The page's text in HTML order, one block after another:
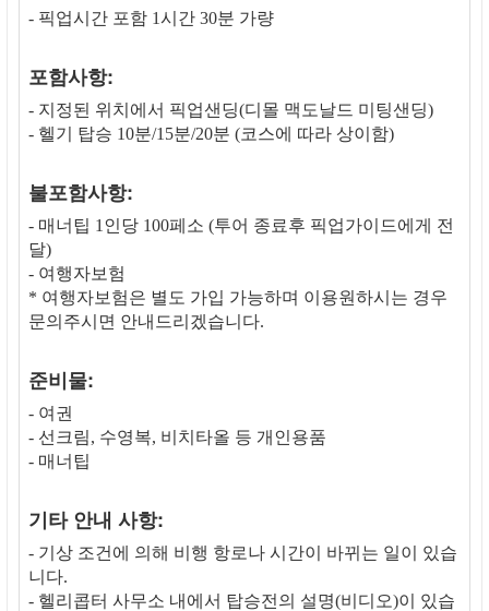
- 픽업시간 포함 1시간 30분 가량
포함사항:
- 지정된 위치에서 픽업샌딩(디몰 맥도날드 미팅샌딩)
- 헬기 탑승 10분/15분/20분 (코스에 따라 상이함)
불포함사항:
- 매너팁 1인당 100페소 (투어 종료후 픽업가이드에게 전
달)
- 여행자보험
* 여행자보험은 별도 가입 가능하며 이용원하시는 경우
문의주시면 안내드리겠습니다.
준비물:
- 여권
- 선크림, 수영복, 비치타올 등 개인용품
- 매너팁
기타 안내 사항:
- 기상 조건에 의해 비행 항로나 시간이 바뀌는 일이 있습
니다.
- 헬리콥터 사무소 내에서 탑승전의 설명(비디오)이 있습